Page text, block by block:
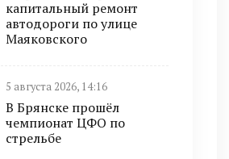
капитальный ремонт
автодороги по улице
Маяковского
5 августа 2026, 14:16
В Брянске прошёл
чемпионат ЦФО по
стрельбе